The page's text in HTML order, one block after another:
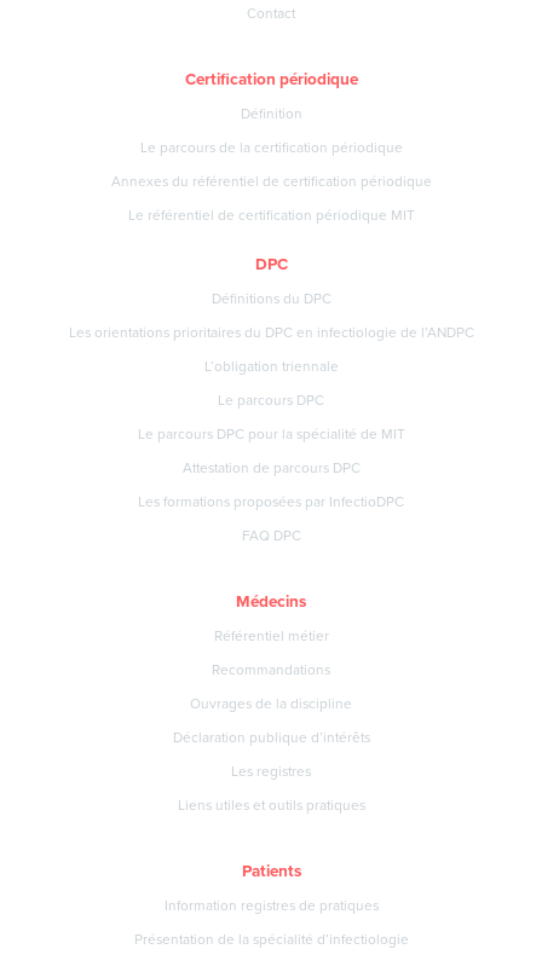
Contact
Certification périodique
Définition
Le parcours de la certification périodique
Annexes du référentiel de certification périodique
Le référentiel de certification périodique MIT
DPC
Définitions du DPC
Les orientations prioritaires du DPC en infectiologie de l’ANDPC
L’obligation triennale
Le parcours DPC
Le parcours DPC pour la spécialité de MIT
Attestation de parcours DPC
Les formations proposées par InfectioDPC
FAQ DPC
Médecins
Référentiel métier
Recommandations
Ouvrages de la discipline
Déclaration publique d’intérêts
Les registres
Liens utiles et outils pratiques
Patients
Information registres de pratiques
Présentation de la spécialité d’infectiologie